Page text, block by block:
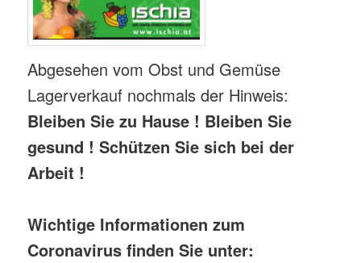
Abgesehen vom Obst und Gemüse
Lagerverkauf nochmals der Hinweis:
Bleiben Sie zu Hause ! Bleiben Sie
gesund ! Schützen Sie sich bei der
Arbeit !
Wichtige Informationen zum
Coronavirus finden Sie unter: